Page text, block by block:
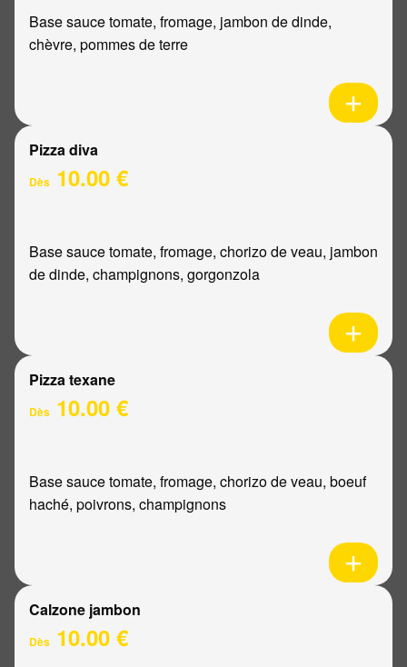
Base sauce tomate, fromage, jambon de dinde,
chèvre, pommes de terre
Pizza diva
Dès 10.00 €
Base sauce tomate, fromage, chorizo de veau, jambon
de dinde, champignons, gorgonzola
Pizza texane
Dès 10.00 €
Base sauce tomate, fromage, chorizo de veau, boeuf
haché, poivrons, champignons
Calzone jambon
Dès 10.00 €